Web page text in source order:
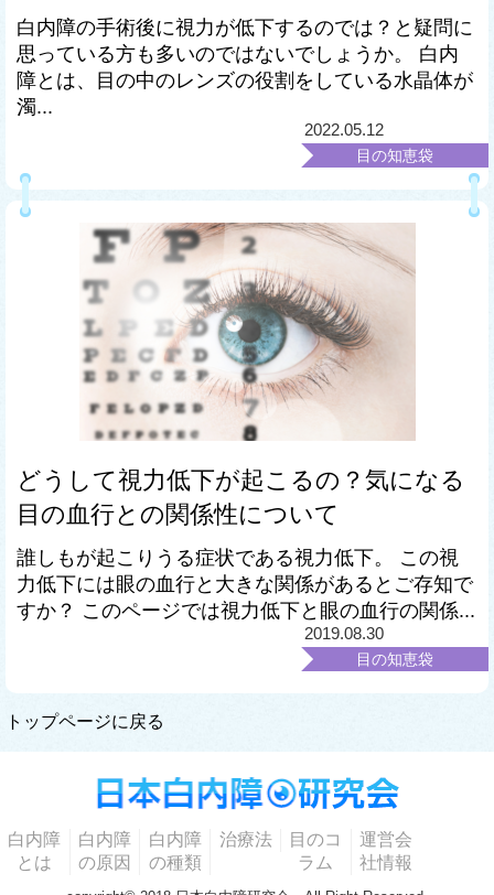
白内障の手術後に視力が低下するのでは？と疑問に
思っている方も多いのではないでしょうか。 白内
障とは、目の中のレンズの役割をしている水晶体が
濁...
2022.05.12
目の知恵袋
どうして視力低下が起こるの？気になる
目の血行との関係性について
誰しもが起こりうる症状である視力低下。 この視
力低下には眼の血行と大きな関係があるとご存知で
すか？ このページでは視力低下と眼の血行の関係...
2019.08.30
目の知恵袋
トップページに戻る
白内障
とは
白内障
の原因
白内障
の種類
治療法
目のコ
ラム
運営会
社情報